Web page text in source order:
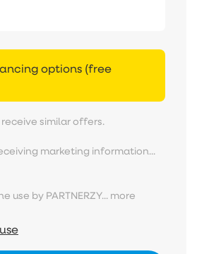
options (free
similar offers.
marketing information...
use by PARTNERZY... more